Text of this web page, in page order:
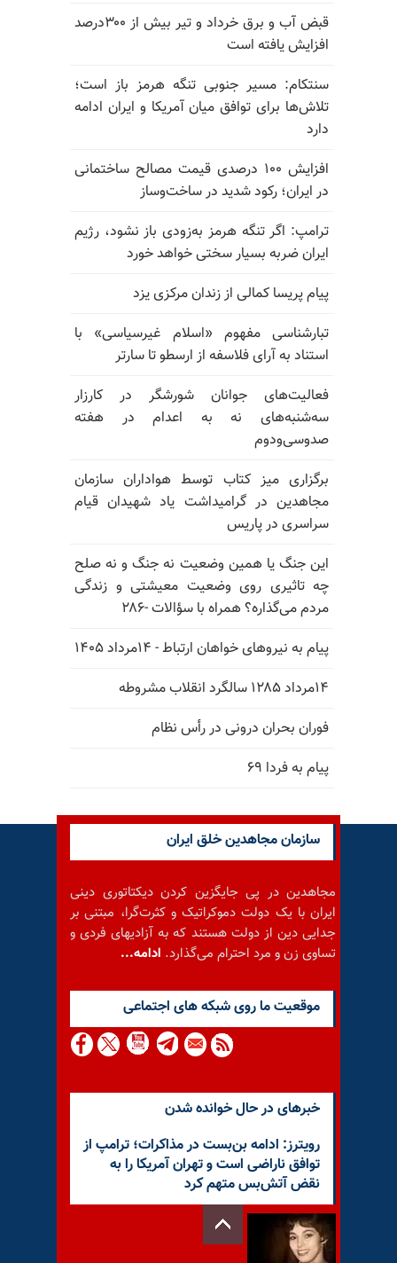
قبض آب و برق خرداد و تیر بیش از ۳۰۰درصد
افزایش یافته است
سنتکام: مسیر جنوبی تنگه هرمز باز است؛
تلاش‌ها برای توافق میان آمریکا و ایران ادامه
دارد
افزایش ۱۰۰ درصدی قیمت مصالح ساختمانی
در ایران؛ رکود شدید در ساخت‌وساز
ترامپ: اگر تنگه هرمز به‌زودی باز نشود، رژیم
ایران ضربه بسیار سختی خواهد خورد
پیام پریسا کمالی از زندان مرکزی یزد
تبارشناسی مفهوم «اسلام غیرسیاسی» با
استناد به آرای فلاسفه از ارسطو تا سارتر
فعالیت‌های جوانان شورشگر در کارزار
سه‌شنبه‌های نه به اعدام در هفته
صدوسی‌و‌دوم
برگزاری میز کتاب توسط هواداران سازمان
مجاهدین در گرامیداشت یاد شهیدان قیام
سراسری در پاریس
این جنگ یا همین وضعیت نه جنگ و نه صلح
چه تاثیری روی وضعیت معیشتی و زندگی
مردم می‌گذاره؟ همراه با سؤالات -۲۸۶
پیام به نیروهای خواهان ارتباط - ۱۴مرداد ۱۴۰۵
۱۴مرداد ۱۲۸۵ سالگرد انقلاب مشروطه
فوران بحران درونی در رأس نظام
پیام به فردا ۶۹
سازمان مجاهدین خلق ایران
مجاهدین در پی جایگزین کردن دیکتاتوری دینی
ایران با یک دولت دموکراتیک و کثرت‌گرا، مبتنی بر
جدایی دین از دولت هستند که به آزادیهای فردی و
تساوی زن و مرد احترام می‌گذارد. ادامه...
موقعيت ما روى شبكه هاى اجتماعى
خبرهای در حال خوانده شدن
رویترز: ادامه بن‌بست در مذاکرات؛ ترامپ از
توافق ناراضی است و تهران آمریکا را به
نقض آتش‌بس متهم کرد